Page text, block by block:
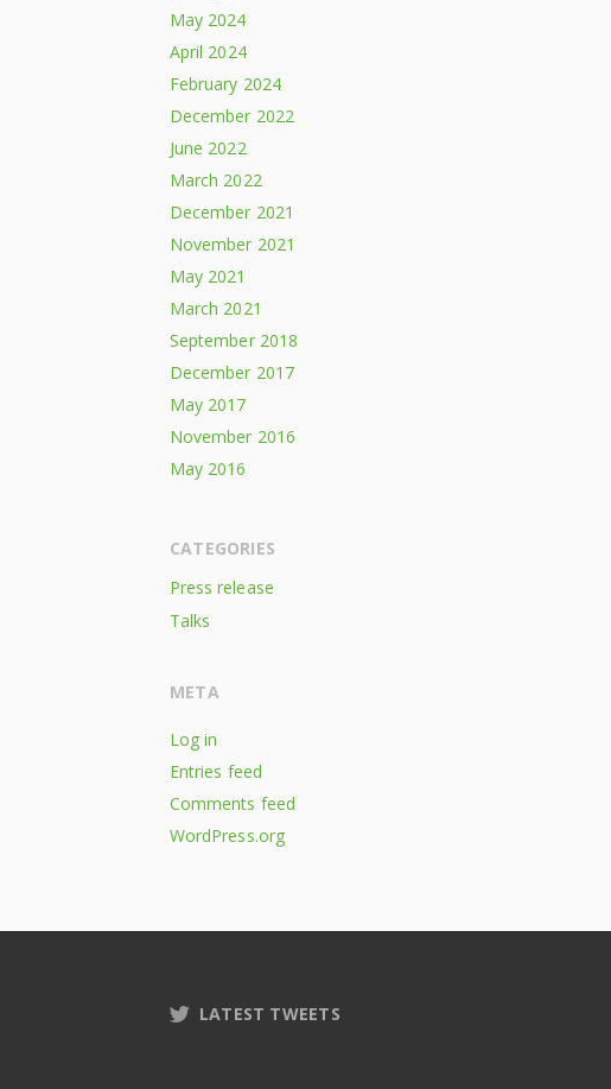
May 2024
April 2024
February 2024
December 2022
June 2022
March 2022
December 2021
November 2021
May 2021
March 2021
September 2018
December 2017
May 2017
November 2016
May 2016
CATEGORIES
Press release
Talks
META
Log in
Entries feed
Comments feed
WordPress.org
LATEST TWEETS